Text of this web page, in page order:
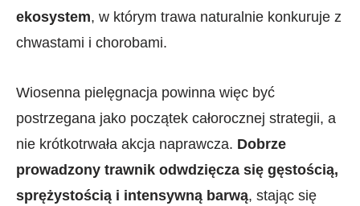
ekosystem, w którym trawa naturalnie konkuruje z
chwastami i chorobami.
Wiosenna pielęgnacja powinna więc być
postrzegana jako początek całorocznej strategii, a
nie krótkotrwała akcja naprawcza. Dobrze
prowadzony trawnik odwdzięcza się gęstością,
sprężystością i intensywną barwą, stając się